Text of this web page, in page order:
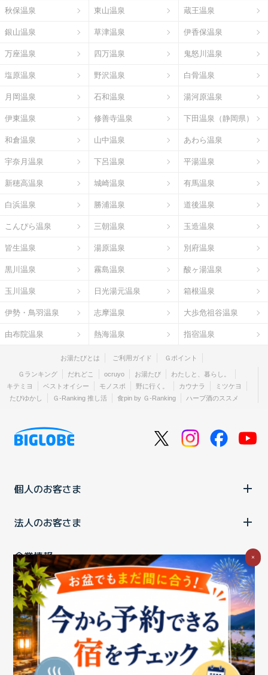
秋保温泉 東山温泉 蔵王温泉
銀山温泉 草津温泉 伊香保温泉
万座温泉 四万温泉 鬼怒川温泉
塩原温泉 野沢温泉 白骨温泉
月岡温泉 石和温泉 湯河原温泉
伊東温泉 修善寺温泉 下田温泉（静岡県）
和倉温泉 山中温泉 あわら温泉
宇奈月温泉 下呂温泉 平湯温泉
新穂高温泉 城崎温泉 有馬温泉
白浜温泉 勝浦温泉 道後温泉
こんぴら温泉 三朝温泉 玉造温泉
皆生温泉 湯原温泉 別府温泉
黒川温泉 霧島温泉 酸ヶ湯温泉
玉川温泉 日光湯元温泉 箱根温泉
伊勢・鳥羽温泉 志摩温泉 大歩危祖谷温泉
由布院温泉 熱海温泉 指宿温泉
お湯たびとは ご利用ガイド Ｇポイント
Ｇランキング だれどこ ocruyo お湯たび
わたしと、暮らし。
キテミヨ
ベストオイシー モノスポ 野に行く。 カウナラ
ミツケヨ
たびゆかし
Ｇ-Ranking 推し活 食pin by Ｇ-Ranking ハーブ酒のススメ
個人のお客さま
法人のお客さま
企業情報
ご利用中の方
お問い合わせ消費税の表示 ウェブアクセシビリティの取り組み
個人情報保護ポリシープライバシーポータル
Cookieポリシー
特定商取引法に基づく表記情報セキュリティ基本方針
商標についてBIGLOBEトップ
×